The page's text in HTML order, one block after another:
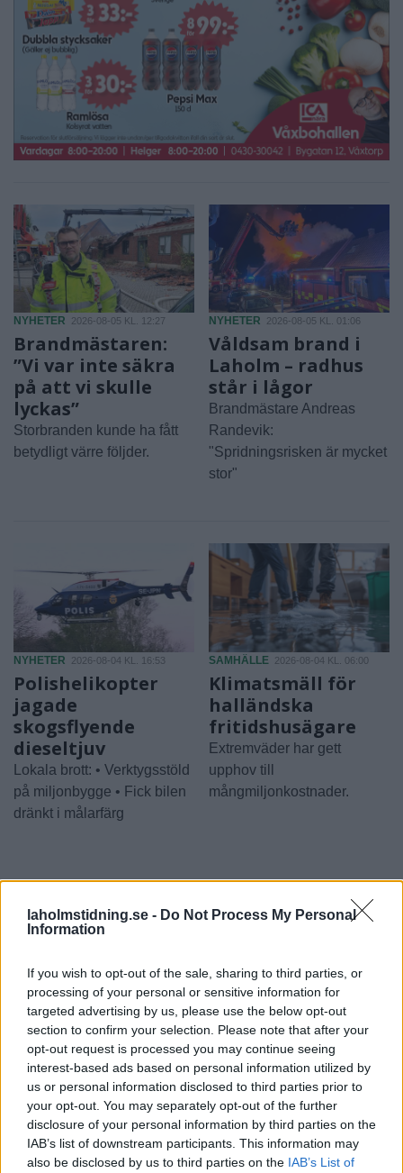
laholmstidning.se - Do Not Process My Personal
Information
If you wish to opt-out of the sale, sharing to third parties, or
processing of your personal or sensitive information for
targeted advertising by us, please use the below opt-out
section to confirm your selection. Please note that after your
opt-out request is processed you may continue seeing
interest-based ads based on personal information utilized by
us or personal information disclosed to third parties prior to
your opt-out. You may separately opt-out of the further
disclosure of your personal information by third parties on the
IAB’s list of downstream participants. This information may
also be disclosed by us to third parties on the IAB’s List of
NYHETER 2026-08-05 KL. 12:27
Brandmästaren:
”Vi var inte säkra
på att vi skulle
lyckas”
Storbranden kunde ha fått
betydligt värre följder.
NYHETER 2026-08-05 KL. 01:06
Våldsam brand i
Laholm – radhus
står i lågor
Brandmästare Andreas
Randevik:
"Spridningsrisken är mycket
stor"
NYHETER 2026-08-04 KL. 16:53
Polishelikopter
jagade
skogsflyende
dieseltjuv
Lokala brott: • Verktygsstöld
på miljonbygge • Fick bilen
dränkt i målarfärg
SAMHÄLLE 2026-08-04 KL. 06:00
Klimatsmäll för
halländska
fritidshusägare
Extremväder har gett
upphov till
mångmiljonkostnader.